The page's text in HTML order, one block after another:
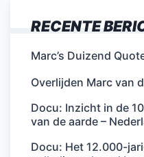
RECENTE
Marc’s Duizend
Overlijden Marc van
Docu: Inzicht in de
van de aarde –
Docu: Het 12.000-